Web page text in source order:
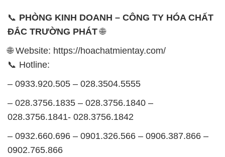
📞 PHÒNG KINH DOANH – CÔNG TY HÓA CHẤT
ĐẮC TRƯỜNG PHÁT🌐
🌐 Website: https://hoachatmientay.com/
📞 Hotline:
– 0933.920.505 – 028.3504.5555
– 028.3756.1835 – 028.3756.1840 –
028.3756.1841- 028.3756.1842
– 0932.660.696 – 0901.326.566 – 0906.387.866 –
0902.765.866